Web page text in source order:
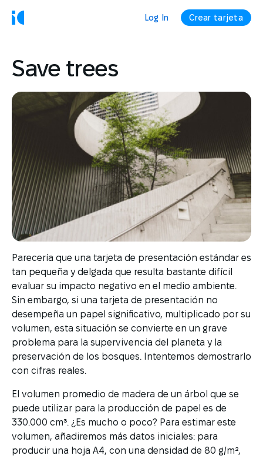
Log In Crear tarjeta
Save trees
Parecería que una tarjeta de presentación estándar es
tan pequeña y delgada que resulta bastante difícil
evaluar su impacto negativo en el medio ambiente.
Sin embargo, si una tarjeta de presentación no
desempeña un papel significativo, multiplicado por su
volumen, esta situación se convierte en un grave
problema para la supervivencia del planeta y la
preservación de los bosques. Intentemos demostrarlo
con cifras reales.
El volumen promedio de madera de un árbol que se
puede utilizar para la producción de papel es de
330.000 cm³. ¿Es mucho o poco? Para estimar este
volumen, añadiremos más datos iniciales: para
producir una hoja A4, con una densidad de 80 g/m²,